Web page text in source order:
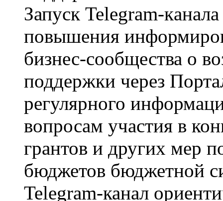
Запуск Telegram-
повышения
бизнес-сообщества о
поддержки через
регулярного
вопросам участия в
грантов и других мер
бюджетов бюджетной
Telegram-канал